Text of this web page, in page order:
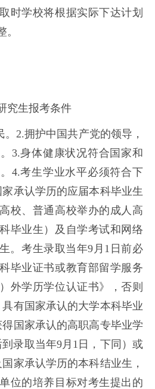
时学校将根据实际下达计划
究生报考条件
2.拥护中国共产党的领导，
3.身体健康状况符合国家和
4.考生学业水平必须符合下
承认学历的应届本科毕业生
校、普通高校举办的成人高
毕业生）及自学考试和网络
。考生录取当年9月1日前必
毕业证书或教育部留学服务
外学历学位认证书》，否则
有国家承认的大学本科毕业
国家承认的高职高专毕业学
录取当年9月1日，下同）或
家承认学历的本科结业生，
位的培养目标对考生提出的